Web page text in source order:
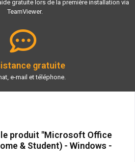
gratuite lors de la première installation via
TeamViewer.
gratuite
e-mail et téléphone.
produit "Microsoft Office
& Student) - Windows -